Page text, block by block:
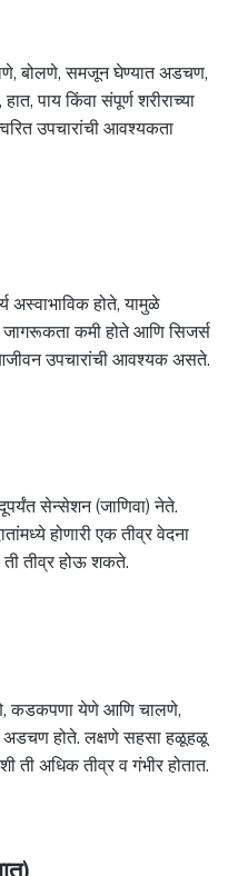
बोलणे, समजून घेण्यात अडचण,
पाय किंवा संपूर्ण शरीराच्या
उपचारांची आवश्यकता
अस्वाभाविक होते, यामुळे
कमी होते आणि सिजर्स
उपचारांची आवश्यक असते.
सेन्सेशन (जाणिवा) नेते.
होणारी एक तीव्र वेदना
तीव्र होऊ शकते.
कडकपणा येणे आणि चालणे,
होते. लक्षणे सहसा हळूहळू
ती अधिक तीव्र व गंभीर होतात.